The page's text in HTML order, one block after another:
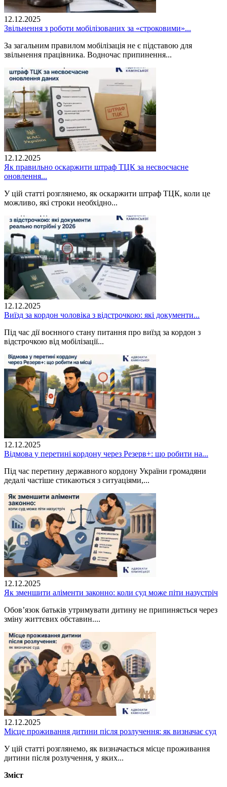
12.12.2025
Звільнення з роботи мобілізованих за «строковими»...
За загальним правилом мобілізація не є підставою для
звільнення працівника. Водночас припинення...
12.12.2025
Як правильно оскаржити штраф ТЦК за несвоєчасне
оновлення...
У цій статті розглянемо, як оскаржити штраф ТЦК, коли це
можливо, які строки необхідно...
12.12.2025
Виїзд за кордон чоловіка з відстрочкою: які документи...
Під час дії воєнного стану питання про виїзд за кордон з
відстрочкою від мобілізації...
12.12.2025
Відмова у перетині кордону через Резерв+: що робити на...
Під час перетину державного кордону України громадяни
дедалі частіше стикаються з ситуаціями,...
12.12.2025
Як зменшити аліменти законно: коли суд може піти назустріч
Обов’язок батьків утримувати дитину не припиняється через
зміну життєвих обставин....
12.12.2025
Місце проживання дитини після розлучення: як визначає суд
У цій статті розглянемо, як визначається місце проживання
дитини після розлучення, у яких...
Зміст